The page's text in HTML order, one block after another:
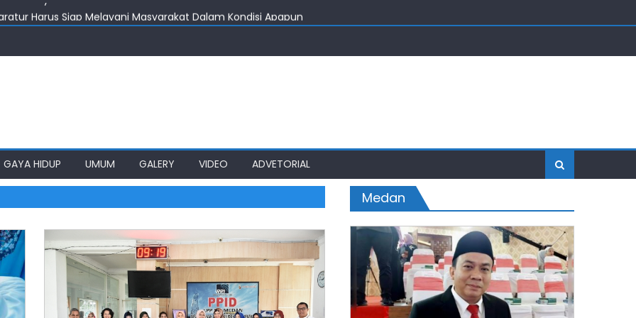
Harus Siap Melayani Masyarakat Dalam Kondisi Apapun
Jadi RS Regional Kepulauan Nias
GAYA HIDUP UMUM GALERY VIDEO ADVETORIAL
Medan